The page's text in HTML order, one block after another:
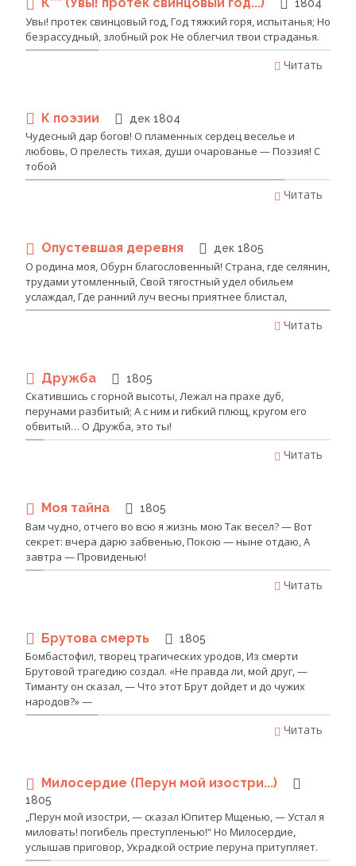
1804
Увы! протек свинцовый год, Год тяжкий горя, испытанья; Но
безрассудный, злобный рок Не облегчил твои страданья.
Читать
К поэзии дек 1804
Чудесный дар богов! О пламенных сердец веселье и
любовь, О прелесть тихая, души очарованье — Поэзия! С
тобой
Читать
Опустевшая деревня дек 1805
О родина моя, Обурн благословенный! Страна, где селянин,
трудами утомленный, Свой тягостный удел обильем
услаждал, Где ранний луч весны приятнее блистал,
Читать
Дружба 1805
Скатившись с горной высоты, Лежал на прахе дуб,
перунами разбитый; А с ним и гибкий плющ, кругом его
обвитый… О Дружба, это ты!
Читать
Моя тайна 1805
Вам чудно, отчего во всю я жизнь мою Так весел? — Вот
секрет: вчера дарю забвенью, Покою — ныне отдаю, А
завтра — Провиденью!
Читать
Брутова смерть 1805
Бомбастофил, творец трагических уродов, Из смерти
Брутовой трагедию создал. «Не правда ли, мой друг, —
Тиманту он сказал, — Что этот Брут дойдет и до чужих
народов?» —
Читать
Милосердие (Перун мой изостри...)
1805
„Перун мой изостри, — сказал Юпитер Мщенью, — Устал я
миловать! погибель преступленью!“ Но Милосердие,
услышав приговор, Украдкой острие перуна притупляет.